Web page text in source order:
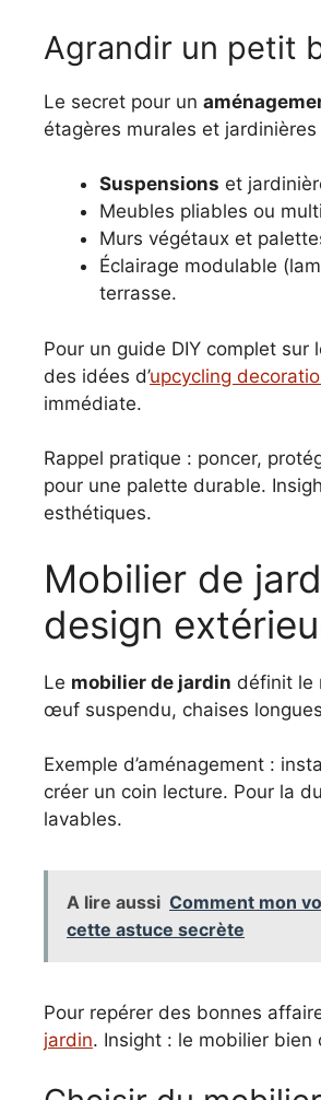
Agrandir un petit
Le secret pour un
étagères murales et
Suspensions et
Meubles pliables ou
Murs végétaux et
Éclairage modulable
terrasse.
Pour un guide DIY complet
des idées d’upcycling
immédiate.
Rappel pratique : poncer,
pour une palette durable.
esthétiques.
Mobilier de
design
Le mobilier de jardin définit le
œuf suspendu, chaises
Exemple d’aménagement :
créer un coin lecture. Pour la
lavables.
A lire aussi Comment mon
cette astuce secrète
Pour repérer des bonnes
jardin. Insight : le mobilier bien